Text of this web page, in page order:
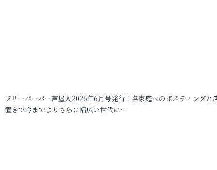
フリーペーパー芦屋人2026年6月号発行！各家庭へのポスティングと
置きで今までよりさらに幅広い世代に…